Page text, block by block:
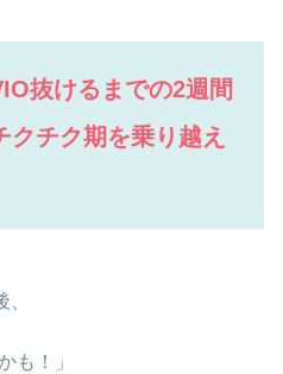
抜けるまでの2週間
クチク期を乗り越え
も！」